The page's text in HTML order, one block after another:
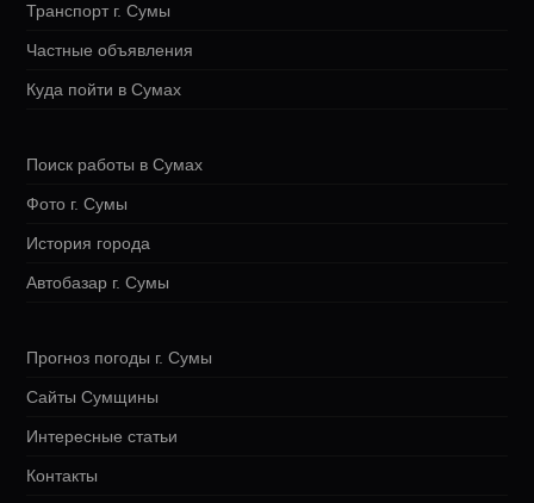
Транспорт г. Сумы
Частные объявления
Куда пойти в Сумах
Поиск работы в Сумах
Фото г. Сумы
История города
Автобазар г. Сумы
Прогноз погоды г. Сумы
Сайты Сумщины
Интересные статьи
Контакты